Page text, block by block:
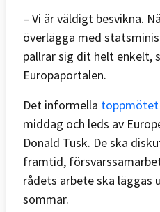
– Vi är väldigt besvikna.
överlägga med
pallrar sig dit helt enkelt,
Europaportalen.
Det informella toppmötet
middag och leds av
Donald Tusk. De ska
framtid,
rådets arbete ska läggas
sommar.